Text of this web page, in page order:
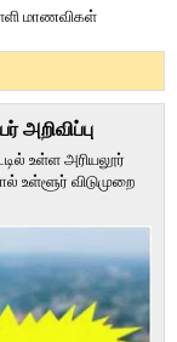
மாணவிகள்
அறிவிப்பு
உள்ள அரியலூர்
உள்ளூர் விடுமுறை